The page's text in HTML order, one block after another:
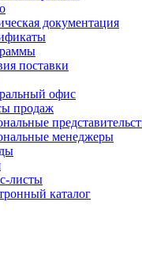
документация
поставки
офис
продаж
менеджеры
листы
каталог